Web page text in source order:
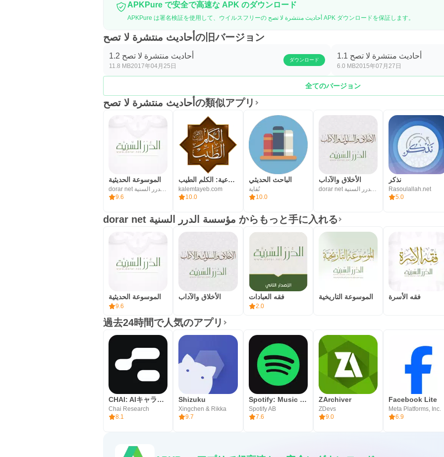
APKPure で安全で高速な APK のダウンロード
APKPure は署名検証を使用して、ウイルスフリーの أحاديث منتشرة لا تصح APK ダウンロードを保証します。
أحاديث منتشرة لا تصحの旧バージョン
أحاديث منتشرة لا تصح 1.2
11.8 MB2017年04月25日
ダウンロード أحاديث منتشرة لا تصح 1.1
6.0 MB2015年07月27日
全てのバージョン
أحاديث منتشرة لا تصحの類似アプリ
الموسوعة الحديثية
dorar net مؤسسة الدرر السنية
9.6
حكم ومواعظ وأدعية: الكلم الطيب
kalemtayeb.com
10.0
الباحث الحديثي
نُقاية
10.0
الأخلاق والآداب
dorar net مؤسسة الدرر السنية
نذكر
Rasoulallah.net
5.0
dorar net مؤسسة الدرر السنية からもっと手に入れる
الموسوعة الحديثية
9.6
الأخلاق والآداب فقه العبادات
2.0
الموسوعة التاريخية فقه الأسرة
過去24時間で人気のアプリ
CHAI: AIキャラ・あなたの推しとロールプレイチャット
Chai Research
8.1
Shizuku
Xingchen & Rikka
9.7
Spotify: Music and Podcasts
Spotify AB
7.6
ZArchiver
ZDevs
9.0
Facebook Lite
Meta Platforms, Inc.
6.9